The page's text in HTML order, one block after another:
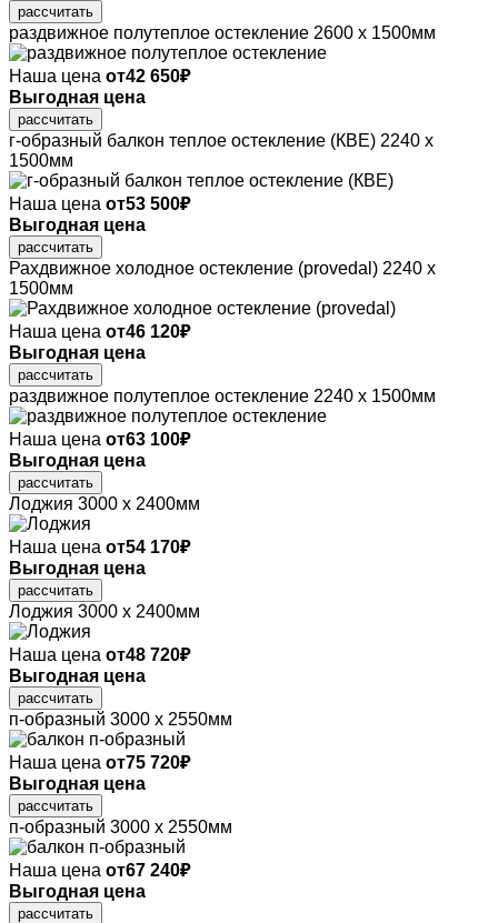
рассчитать
раздвижное полутеплое остекление 2600 х 1500мм
Наша цена от42 650₽
Выгодная цена
рассчитать
г-образный балкон теплое остекление (КВЕ) 2240 х
1500мм
Наша цена от53 500₽
Выгодная цена
рассчитать
Рахдвижное холодное остекление (provedal) 2240 х
1500мм
Наша цена от46 120₽
Выгодная цена
рассчитать
раздвижное полутеплое остекление 2240 х 1500мм
Наша цена от63 100₽
Выгодная цена
рассчитать
Лоджия 3000 х 2400мм
Наша цена от54 170₽
Выгодная цена
рассчитать
Лоджия 3000 х 2400мм
Наша цена от48 720₽
Выгодная цена
рассчитать
п-образный 3000 х 2550мм
Наша цена от75 720₽
Выгодная цена
рассчитать
п-образный 3000 х 2550мм
Наша цена от67 240₽
Выгодная цена
рассчитать